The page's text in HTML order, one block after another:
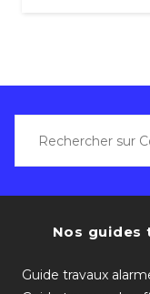
Nos guides
Guide travaux